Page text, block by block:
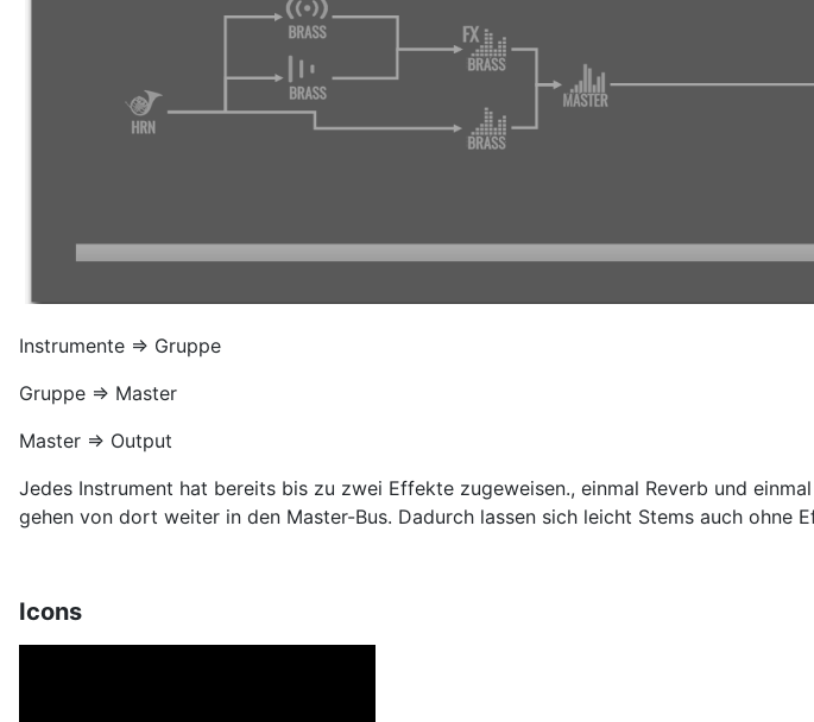
Instrumente => Gruppe
Gruppe => Master
Master => Output
Jedes Instrument hat bereits bis zu zwei Effekte zugeweisen., einmal Reverb und
gehen von dort weiter in den Master-Bus. Dadurch lassen sich leicht Stems auch
Icons